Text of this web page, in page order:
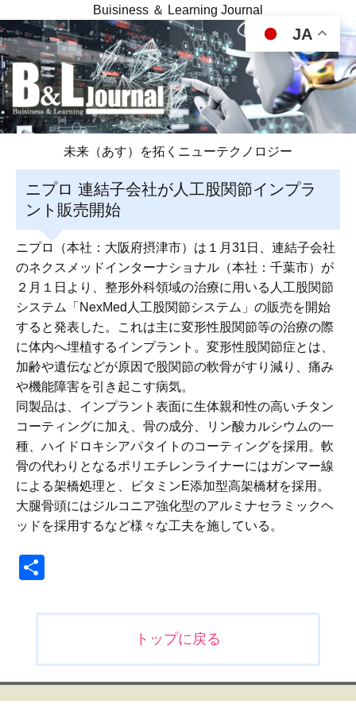
Buisiness ＆ Learning Journal
未来（あす）を拓くニューテクノロジー
ニプロ 連結子会社が人工股関節インプラ
ント販売開始
ニプロ（本社：大阪府摂津市）は１月31日、連結子会社
のネクスメッドインターナショナル（本社：千葉市）が
２月１日より、整形外科領域の治療に用いる人工股関節
システム「NexMed人工股関節システム」の販売を開始
すると発表した。これは主に変形性股関節等の治療の際
に体内へ埋植するインプラント。変形性股関節症とは、
加齢や遺伝などが原因で股関節の軟骨がすり減り、痛み
や機能障害を引き起こす病気。
同製品は、インプラント表面に生体親和性の高いチタン
コーティングに加え、骨の成分、リン酸カルシウムの一
種、ハイドロキシアパタイトのコーティングを採用。軟
骨の代わりとなるポリエチレンライナーにはガンマー線
による架橋処理と、ビタミンE添加型高架橋材を採用。
大腿骨頭にはジルコニア強化型のアルミナセラミックヘ
ッドを採用するなど様々な工夫を施している。
ビ
ゲ
トップに戻る
JA